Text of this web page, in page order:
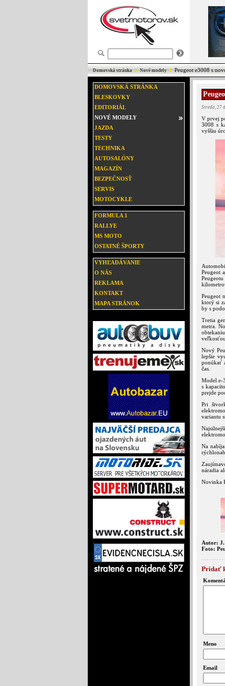
Domovská stránka Nové modely Peugeot e3008 s
DOMOVSKÁ STRÁNKA
BLESKOVKY
EDITORIÁL
NOVÉ MODELY
JAZDA
TESTY
TECHNIKA
AUTOSALÓNY
MAGAZÍN
BEZPEČNOSŤ
SERVIS
MOTOCYKLE
FORMULA 1
RALLYE
MS MOTO
OSTATNÉ ŠPORTY
VYHĽADÁVANIE
O NÁS
REKLAMA
KONTAKT
MAPA STRÁNOK
Streda, 27
V prvej
3008 s
vyššiu
Peugeot
Peugeot
ktorý si
by s
Tretia
metra.
Nový
lepšie
ponúkať
čas.
Model e-
s
prejde
Pri
variantu
Na
náradia
Novinka
Autor:
Foto:
Pridať
Meno
Email